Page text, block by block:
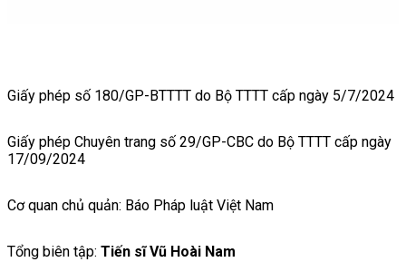
Giấy phép số 180/GP-BTTTT do Bộ TTTT cấp ngày 5/7/2024
Giấy phép Chuyên trang số 29/GP-CBC do Bộ TTTT cấp ngày
17/09/2024
Cơ quan chủ quản: Báo Pháp luật Việt Nam
Tổng biên tập: Tiến sĩ Vũ Hoài Nam